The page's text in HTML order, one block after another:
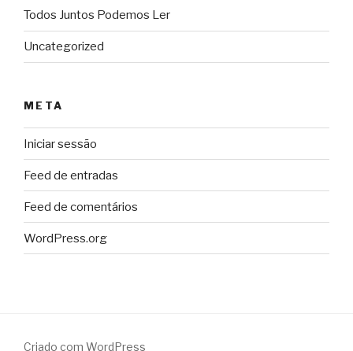
Todos Juntos Podemos Ler
Uncategorized
META
Iniciar sessão
Feed de entradas
Feed de comentários
WordPress.org
Criado com WordPress